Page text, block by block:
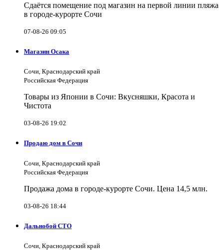
Сдаётся помещение под магазин на первой линии пляжа
в городе-курорте Сочи
07-08-26 09:05
Магазин Осака
Сочи, Краснодарский край
Российская Федерация
Товары из Японии в Сочи: Вкусняшки, Красота и
Чистота
03-08-26 19:02
Продаю дом в Сочи
Сочи, Краснодарский край
Российская Федерация
Продажа дома в городе-курорте Сочи. Цена 14,5 млн.
03-08-26 18:44
Дальнобой СТО
Сочи, Краснодарский край